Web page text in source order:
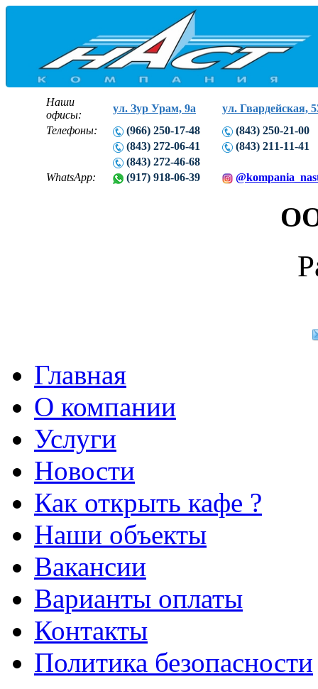
Наши
офисы:
ул. Зур Урам, 9а
ул. Гвардейская,
Телефоны:
(966) 250-17-48
(843) 250-21-00
(843) 272-06-41
(843) 211-11-41
(843) 272-46-68
WhatsApp:
(917) 918-06-39
Главная
О компании
Услуги
Новости
Как открыть кафе ?
Наши объекты
Вакансии
Варианты оплаты
Контакты
Политика безопасности